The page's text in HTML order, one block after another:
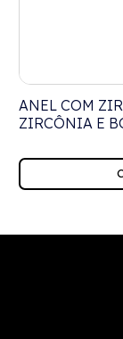
ANEL COM
ZIRCÔNIA E